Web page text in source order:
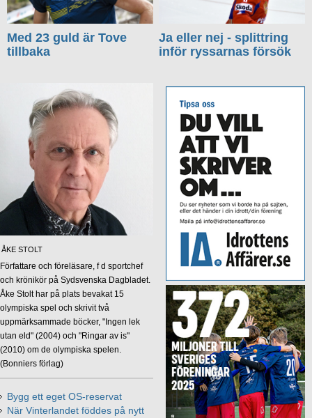
Med 23 guld är Tove
tillbaka
Ja eller nej - splittring
inför ryssarnas försök
ÅKE STOLT
Författare och föreläsare, f d sportchef
och krönikör på Sydsvenska Dagbladet.
Åke Stolt har på plats bevakat 15
olympiska spel och skrivit två
uppmärksammade böcker, "Ingen lek
utan eld" (2004) och "Ringar av is"
(2010) om de olympiska spelen.
(Bonniers förlag)
Bygg ett eget OS-reservat
När Vinterlandet föddes på nytt